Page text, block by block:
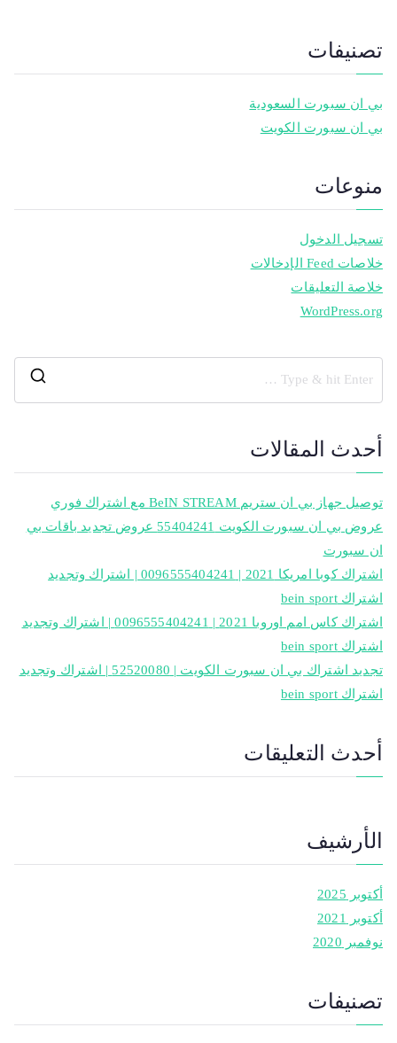
تصنيفات
بي ان سبورت السعودية
بي ان سبورت الكويت
منوعات
تسجيل الدخول
خلاصات Feed الإدخالات
خلاصة التعليقات
WordPress.org
أحدث المقالات
توصيل جهاز بي ان ستريم BeIN STREAM مع اشتراك فوري
عروض بي ان سبورت الكويت 55404241 عروض تجديد باقات بي
ان سبورت
اشتراك كوبا امريكا 2021 | 0096555404241 | اشتراك وتجديد
اشتراك bein sport
اشتراك كاس امم اوروبا 2021 | 0096555404241 | اشتراك وتجديد
اشتراك bein sport
تجديد اشتراك بي ان سبورت الكويت | 52520080 | اشتراك وتجديد
اشتراك bein sport
أحدث التعليقات
الأرشيف
أكتوبر 2025
أكتوبر 2021
نوفمبر 2020
تصنيفات